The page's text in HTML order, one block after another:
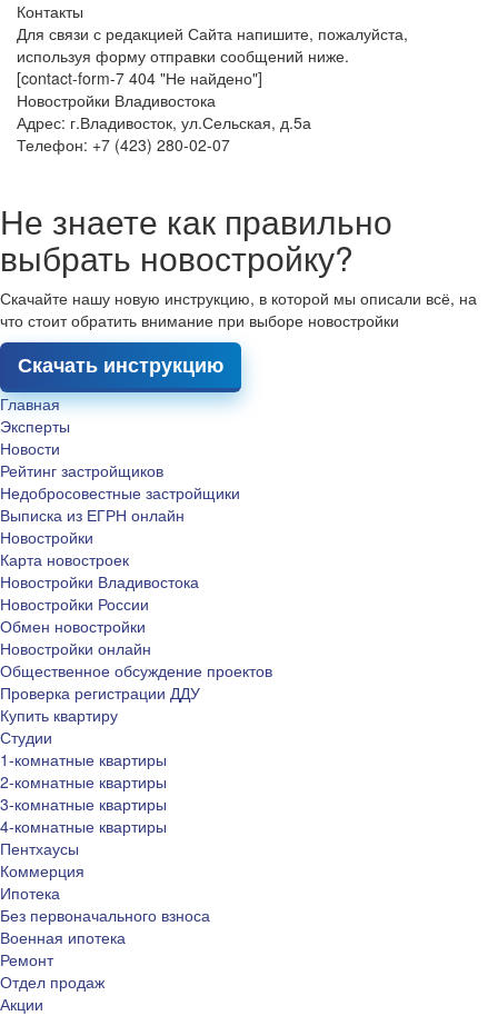
Контакты
Для связи с редакцией Сайта напишите, пожалуйста,
используя форму отправки сообщений ниже.
[contact-form-7 404 "Не найдено"]
Новостройки Владивостока
Адрес: г.Владивосток, ул.Сельская, д.5а
Телефон: +7 (423) 280-02-07
Не знаете как правильно
выбрать новостройку?
Скачайте нашу новую инструкцию, в которой мы описали всё, на
что стоит обратить внимание при выборе новостройки
Скачать инструкцию
Главная
Эксперты
Новости
Рейтинг застройщиков
Недобросовестные застройщики
Выписка из ЕГРН онлайн
Новостройки
Карта новостроек
Новостройки Владивостока
Новостройки России
Обмен новостройки
Новостройки онлайн
Общественное обсуждение проектов
Проверка регистрации ДДУ
Купить квартиру
Студии
1-комнатные квартиры
2-комнатные квартиры
3-комнатные квартиры
4-комнатные квартиры
Пентхаусы
Коммерция
Ипотека
Без первоначального взноса
Военная ипотека
Ремонт
Отдел продаж
Акции